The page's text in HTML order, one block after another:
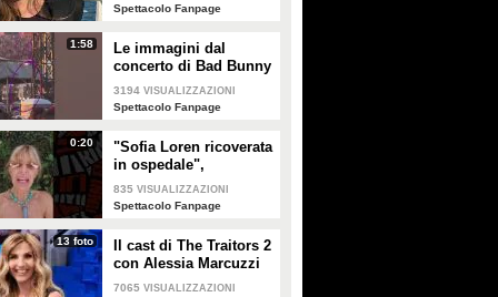
Spettacolo Fanpage
1:58
Le immagini dal
concerto di Bad Bunny
a Milano
3194 VISUALIZZAZIONI
Spettacolo Fanpage
0:20
"Sofia Loren ricoverata
in ospedale",
Alessandra Mussolini
smentisce: "È serena e
835 VISUALIZZAZIONI
Spettacolo Fanpage
13 foto
Il cast di The Traitors 2
con Alessia Marcuzzi
7065 VISUALIZZAZIONI